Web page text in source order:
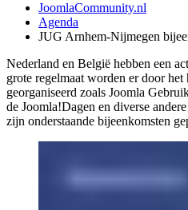
JoomlaCommunity.nl
Agenda
JUG Arnhem-Nijmegen
Nederland en België hebben een
grote regelmaat worden er door
georganiseerd zoals Joomla
de Joomla!Dagen en diverse
zijn onderstaande bijeenkomsten